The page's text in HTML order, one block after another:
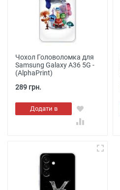
Чохол Головоломка для
Samsung Galaxy A36 5G -
(AlphaPrint)
289 грн.
Додати в
кошик